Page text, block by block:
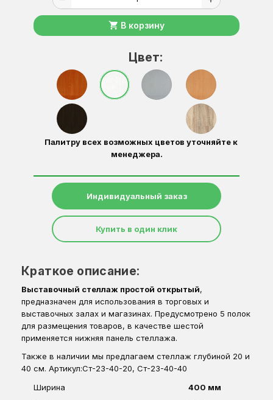
shopping_cart В корзину
Цвет:
Палитру всех возможных цветов уточняйте к
менеджера.
Индивидуальный заказ
Купить в один клик
Краткое описание:
Выставочный стеллаж простой открытый,
предназначен для использования в торговых и
выставочных залах и магазинах. Предусмотрено 5 полок
для размещения товаров, в качестве шестой
применяется нижняя панель стеллажа.
Также в наличии мы предлагаем стеллаж глубиной 20 и
40 см. Артикул:Ст-23-40-20, Ст-23-40-40
Ширина
400 мм